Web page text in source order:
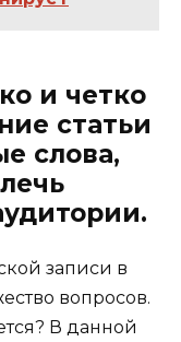
и четко
статьи
слова,
записи в
вопросов.
В данной